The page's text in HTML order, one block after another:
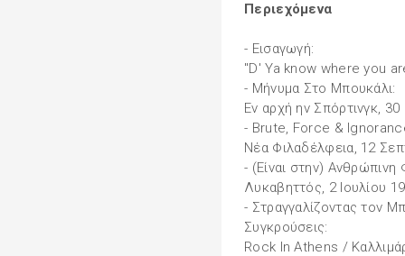
Περιεχόμενα
- Εισαγωγή:
"D' Ya know where you
- Μήνυμα Στο Μπουκάλι:
Εν αρχή ην Σπόρτινγκ,
- Brute, Force &
Νέα Φιλαδέλφεια, 12
- (Είναι στην) Ανθρώπινη
Λυκαβηττός, 2 Ιουλίου
- Στραγγαλίζοντας τον
Συγκρούσεις:
Rock In Athens /